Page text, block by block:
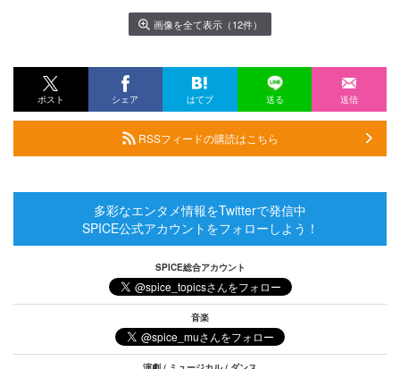
画像を全て表示（12件）
ポスト シェア はてブ 送る 送信
RSSフィードの購読はこちら
多彩なエンタメ情報をTwitterで発信中
SPICE公式アカウントをフォローしよう！
SPICE総合アカウント
音楽